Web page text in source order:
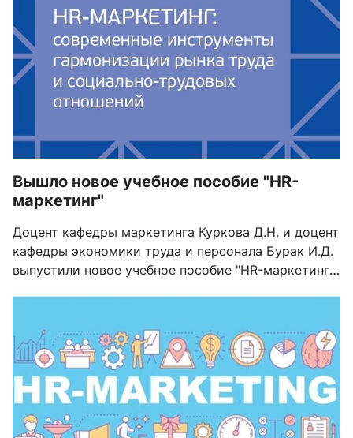
Вышло новое учебное пособие "HR-
маркетинг"
Доцент кафедры маркетинга Куркова Д.Н. и доцент
кафедры экономики труда и персонала Бурак И.Д.
выпустили новое учебное пособие "HR-маркетинг: